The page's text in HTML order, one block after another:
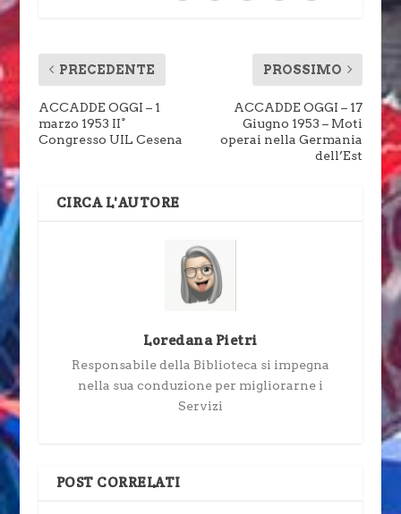
PRECEDENTE
ACCADDE OGGI – 1
marzo 1953 II°
Congresso UIL Cesena
PROSSIMO
ACCADDE OGGI – 17
Giugno 1953 – Moti
operai nella Germania
dell’Est
CIRCA L'AUTORE
Loredana Pietri
Responsabile della Biblioteca si impegna
nella sua conduzione per migliorarne i
Servizi
POST CORRELATI